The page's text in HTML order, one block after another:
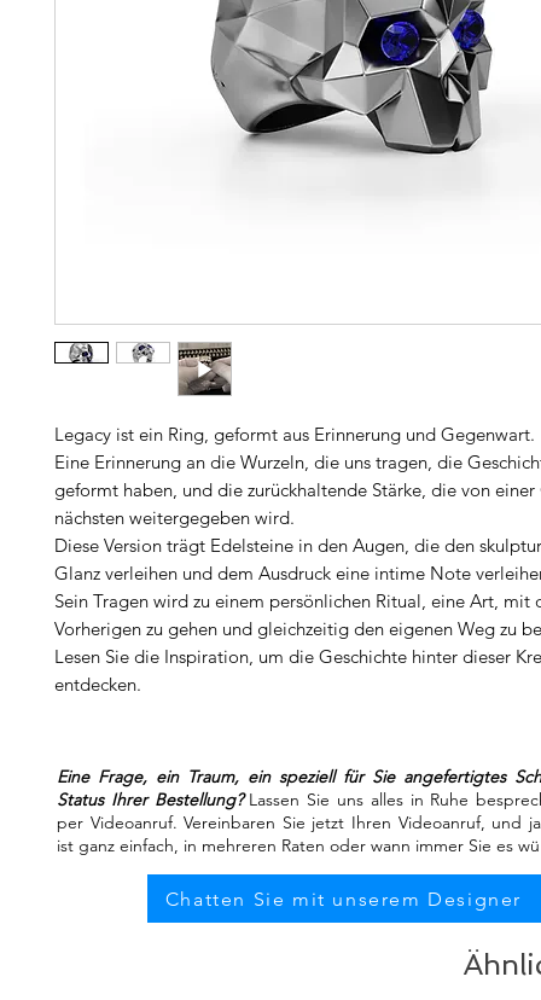
Legacy ist ein Ring, geformt aus Erinnerung und Gegenwart.
Eine Erinnerung an die Wurzeln, die uns tragen, die
geformt haben, und die zurückhaltende Stärke, die von
nächsten weitergegeben wird.
Diese Version trägt Edelsteine in den Augen, die den
Glanz verleihen und dem Ausdruck eine intime Note
Sein Tragen wird zu einem persönlichen Ritual, eine Art, mit
Vorherigen zu gehen und gleichzeitig den eigenen Weg zu
Lesen Sie die Inspiration, um die Geschichte hinter dieser
entdecken.
Eine Frage, ein Traum, ein speziell für Sie angefertigtes
Status Ihrer Bestellung?Lassen Sie uns alles in Ruhe
per Videoanruf. Vereinbaren Sie jetzt Ihren Videoanruf, und
ist ganz einfach, in mehreren Raten oder wann immer Sie es
Chatten Sie mit unserem Designer